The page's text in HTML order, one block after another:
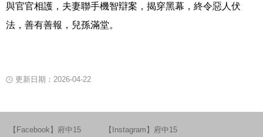
與官官相護，夫妻聯手機智辯案，揭穿黑幕，終令惡人伏
法，善有善報，兒孫滿堂。
更新日期：2026-04-22
【Facebook】府中15
【Instagram】府中15